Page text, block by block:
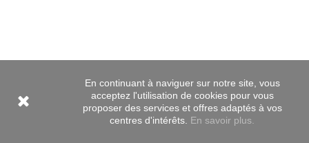
En continuant à naviguer sur notre site, vous
acceptez l'utilisation de cookies pour vous
proposer des services et offres adaptés à vos
centres d'intérêts. En savoir plus.